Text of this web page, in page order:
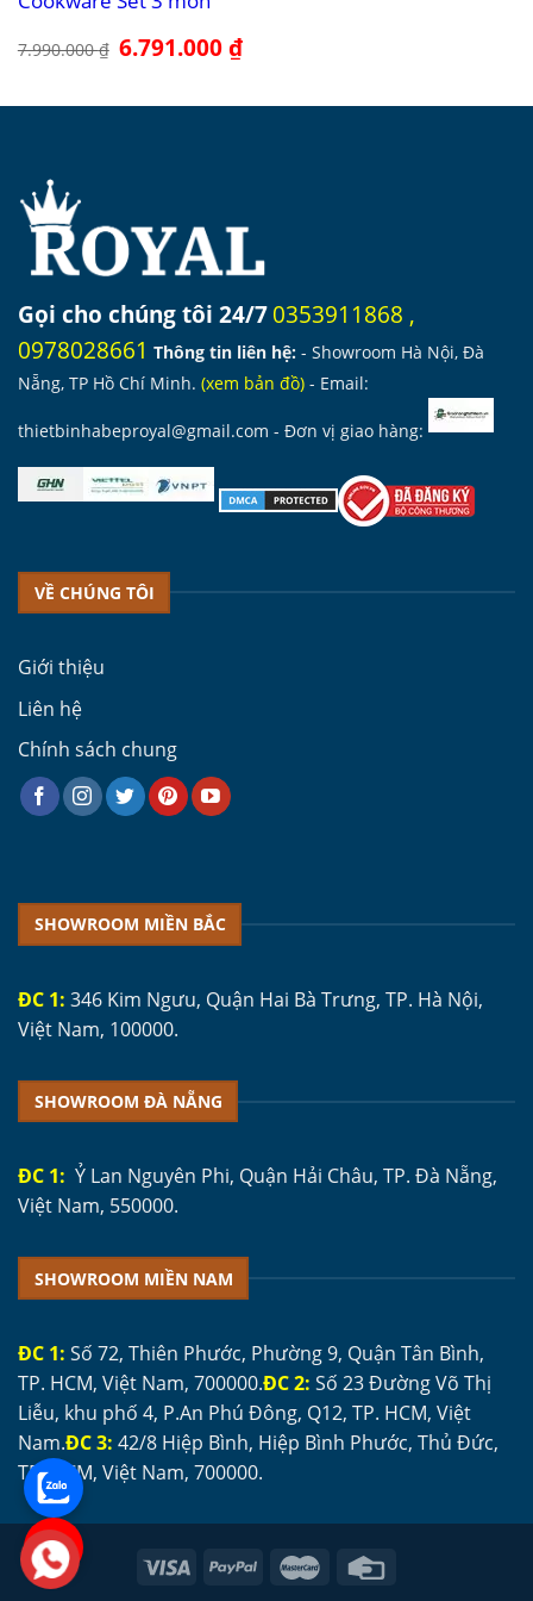
7.990.000₫ Giá
gốc
6.791.000₫Giá
hiện
6.791.000 ₫.
Gọi cho chúng tôi 24/70353911868 ,
0978028661 Thông tin liên hệ: - Showroom Hà Nội, Đà
Nẵng, TP Hồ Chí Minh. (xem bản đồ) - Email:
thietbinhabeproyal@gmail.com - Đơn vị giao hàng:
VỀ CHÚNG TÔI
Giới thiệu
Liên hệ
Chính sách chung
SHOWROOM MIỀN BẮC
ĐC 1: 346 Kim Ngưu, Quận Hai Bà Trưng, TP. Hà Nội,
Việt Nam, 100000.
SHOWROOM ĐÀ NẴNG
ĐC 1: Ỷ Lan Nguyên Phi, Quận Hải Châu, TP. Đà Nẵng,
Việt Nam, 550000.
SHOWROOM MIỀN NAM
ĐC 1: Số 72, Thiên Phước, Phường 9, Quận Tân Bình,
TP. HCM, Việt Nam, 700000.ĐC 2: Số 23 Đường Võ Thị
Liễu, khu phố 4, P.An Phú Đông, Q12, TP. HCM, Việt
Nam.ĐC 3: 42/8 Hiệp Bình, Hiệp Bình Phước, Thủ Đức,
TP. HCM, Việt Nam, 700000.